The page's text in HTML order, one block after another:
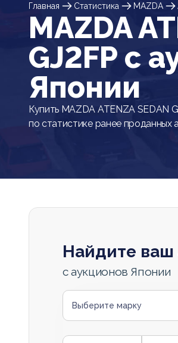
Главная Статистика MAZDA
MAZDA
GJ2FP c
Японии
Купить MAZDA ATENZA SEDAN
по статистике ранее проданных
Найдите ваш
с аукционов Японии
Выберите марку